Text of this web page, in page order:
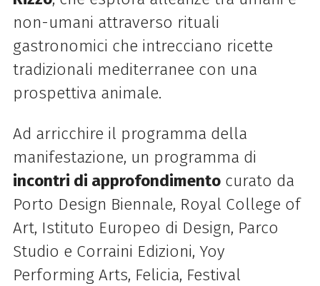
non-umani attraverso rituali
gastronomici che intrecciano ricette
tradizionali mediterranee con una
prospettiva animale.
Ad arricchire il programma della
manifestazione, un programma di
incontri di approfondimentocurato da
Porto Design Biennale, Royal College of
Art, Istituto Europeo di Design, Parco
Studio e Corraini Edizioni, Yoy
Performing Arts, Felicia, Festival